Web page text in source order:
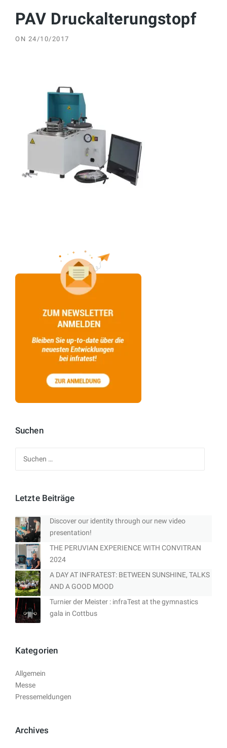
PAV Druckalterungstopf
ON 24/10/2017
Suchen
Letzte Beiträge
Discover our identity through our new video
presentation!
THE PERUVIAN EXPERIENCE WITH CONVITRAN
2024
A DAY AT INFRATEST: BETWEEN SUNSHINE, TALKS
AND A GOOD MOOD
Turnier der Meister : infraTest at the gymnastics
gala in Cottbus
Kategorien
Allgemein
Messe
Pressemeldungen
Archives